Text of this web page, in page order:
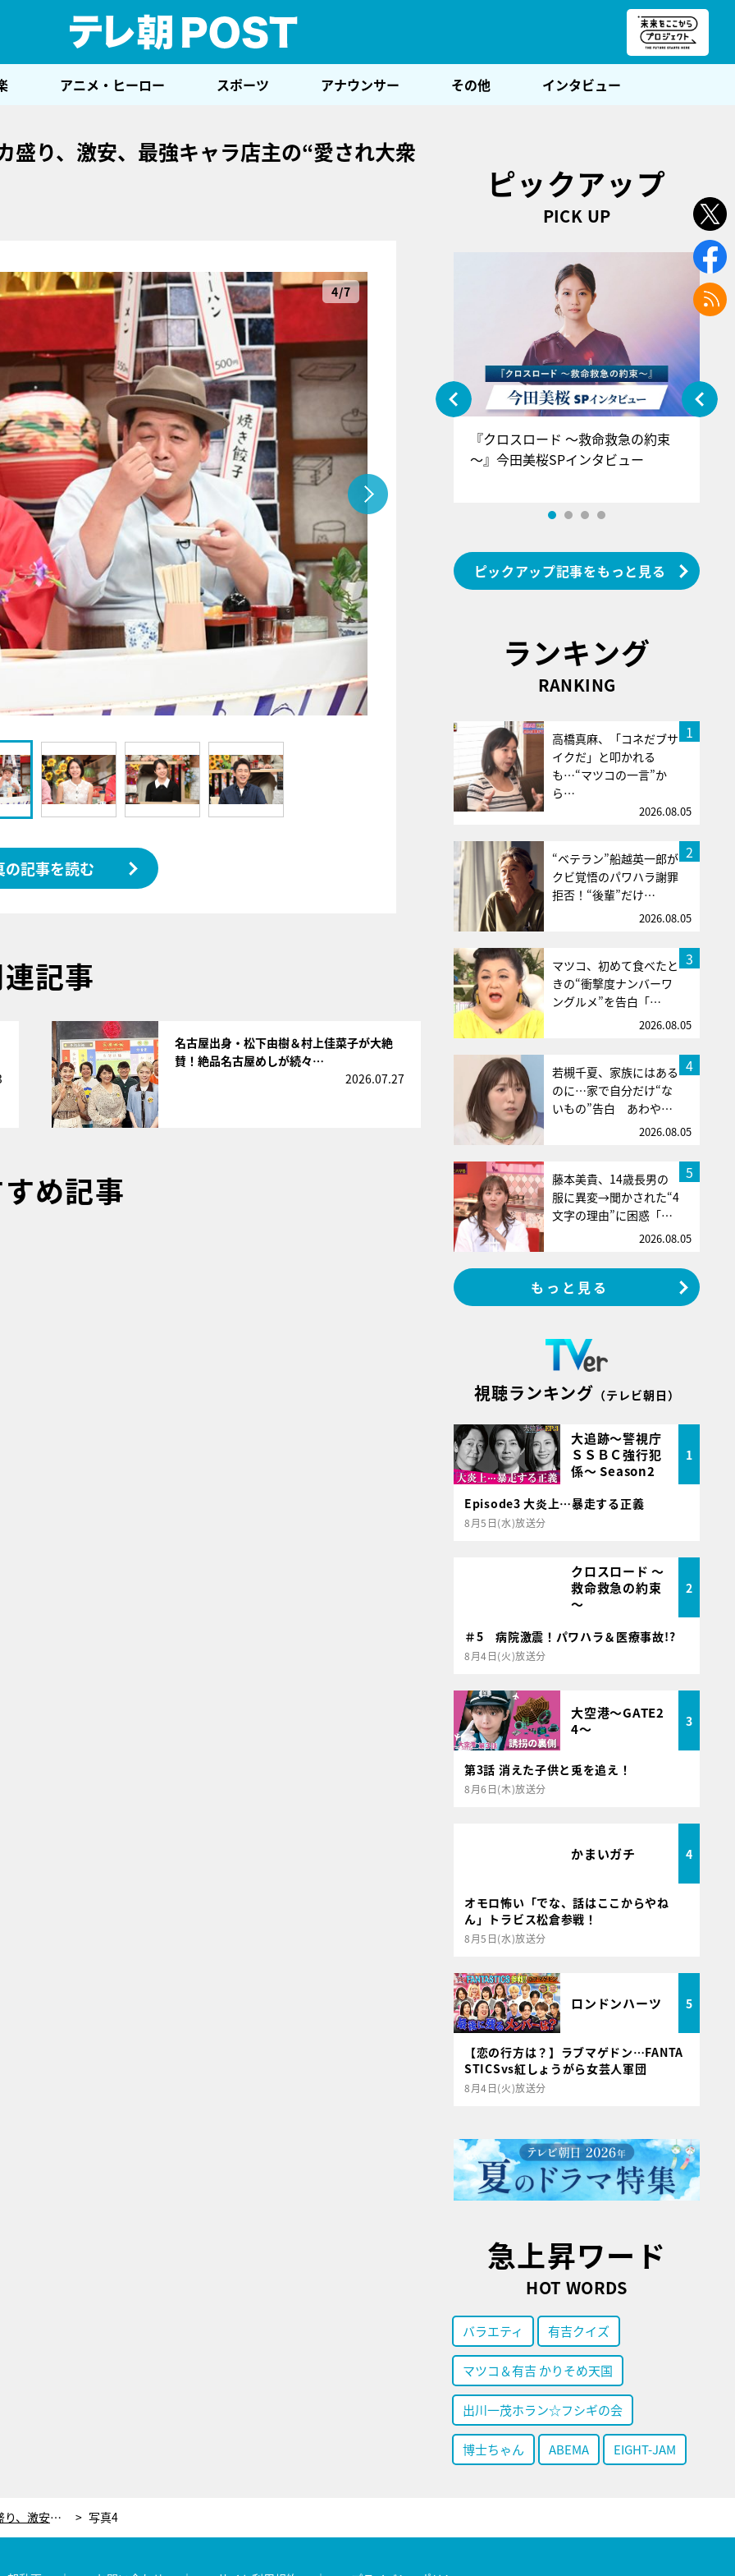
アニメ・ヒーロー スポーツ アナウンサー その他 インタビュー
盛り、激安、最強キャラ店主の“愛され大衆
4/7
の記事を読む
記事
名古屋出身・松下由樹＆村上佳菜子が大絶
賛！絶品名古屋めしが続々…
2026.07.27
め記事
ピックアップ
PICK UP
『アイ＝ラブ！げーみんぐ』＝LOV
E齋藤樹愛羅＆佐々木舞香SPインタ
ビュー
『クロスロード ～救命救急の約束
～』今田美桜SPインタビュー
ピックアップ記事をもっと見る
ランキング
RANKING
1
高橋真麻、「コネだブサ
イクだ」と叩かれる
も…“マツコの一言”か
ら…
2026.08.05
2
“ベテラン”船越英一郎が
クビ覚悟のパワハラ謝罪
拒否！“後輩”だけ…
2026.08.05
3
マツコ、初めて食べたと
きの“衝撃度ナンバーワ
ングルメ”を告白「…
2026.08.05
4
若槻千夏、家族にはある
のに…家で自分だけ“な
いもの”告白 あわや…
2026.08.05
5
藤本美貴、14歳長男の
服に異変→聞かされた“4
文字の理由”に困惑「…
2026.08.05
もっと見る
視聴ランキング （テレビ朝日）
大追跡～警視庁
ＳＳＢＣ強行犯
係～ Season2
1
Episode3 大炎上…暴走する正義
8月5日(水)放送分
クロスロード ～
救命救急の約束
～
2
＃5 病院激震！パワハラ＆医療事故!?
8月4日(火)放送分
大空港～GATE2
4～
3
第3話 消えた子供と兎を追え！
8月6日(木)放送分
かまいガチ 4
オモロ怖い「でな、話はここからやね
ん」トラビス松倉参戦！
8月5日(水)放送分
ロンドンハーツ 5
【恋の行方は？】ラブマゲドン…FANTA
STICSvs紅しょうがら女芸人軍団
8月4日(火)放送分
急上昇ワード
HOT WORDS
バラエティ 有吉クイズ
マツコ＆有吉 かりそめ天国
出川一茂ホラン☆フシギの会
博士ちゃん ABEMA EIGHT-JAM
埼玉VS立川・町田・八王子！デカ盛り、激安、最強キャラ店主の“愛され大衆食堂”から1位が決定 写真4